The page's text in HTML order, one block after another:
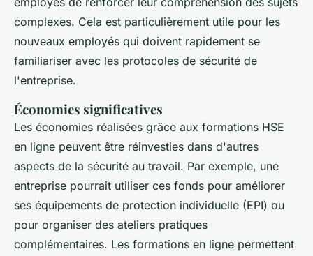
complexes. Cela est particulièrement utile pour les
nouveaux employés qui doivent rapidement se
familiariser avec les protocoles de sécurité de
l'entreprise.
Économies significatives
Les économies réalisées grâce aux formations HSE
en ligne peuvent être réinvesties dans d'autres
aspects de la sécurité au travail. Par exemple, une
entreprise pourrait utiliser ces fonds pour améliorer
ses équipements de protection individuelle (EPI) ou
pour organiser des ateliers pratiques
complémentaires. Les formations en ligne permettent